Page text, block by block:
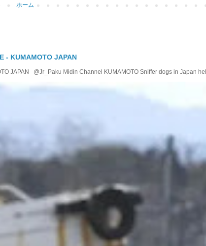
ホーム
- KUMAMOTO JAPAN
JAPAN @Jr_Paku Midin Channel KUMAMOTO Sniffer dogs in Japan